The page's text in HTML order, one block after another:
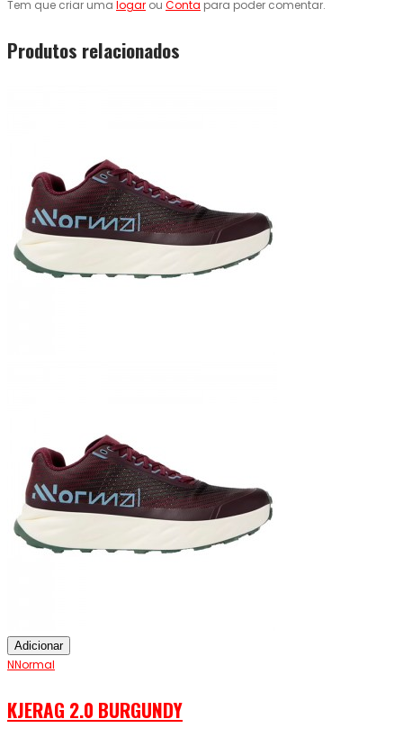
Tem que criar uma logar ou Conta para poder comentar.
Produtos relacionados
Adicionar
NNormal
KJERAG 2.0 BURGUNDY